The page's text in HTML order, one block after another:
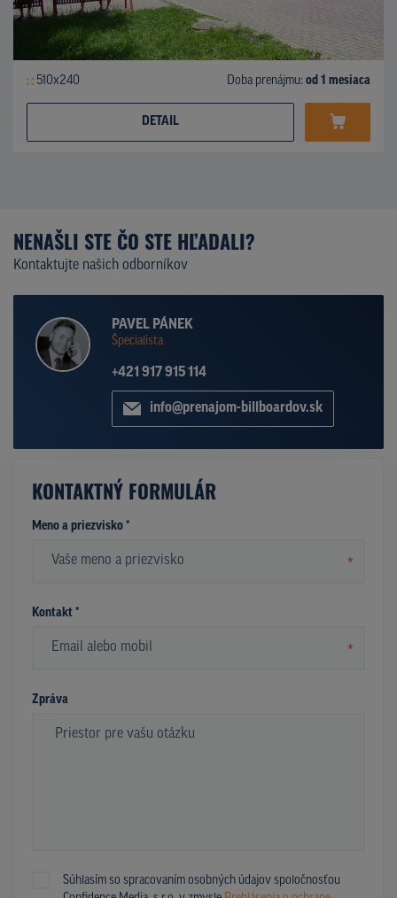
510x240 Doba prenájmu: od 1 mesiaca
DETAIL
NENAŠLI STE ČO STE HĽADALI?
Kontaktujte našich odborníkov
PAVEL PÁNEK
Špecialista
+421 917 915 114
info@prenajom-billboardov.sk
KONTAKTNÝ FORMULÁR
Meno a priezvisko *
*
Kontakt *
*
Zpráva
Súhlasím so spracovaním osobných údajov spoločnosťou